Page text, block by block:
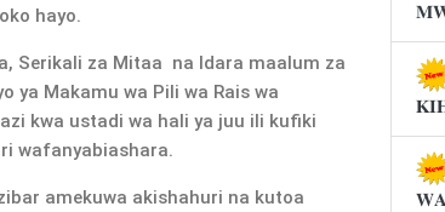
hayo.
Serikali za Mitaa na Idara maalum za
ya Makamu wa Pili wa Rais wa
kwa ustadi wa hali ya juu ili kufiki
wafanyabiashara.
amekuwa akishahuri na kutoa